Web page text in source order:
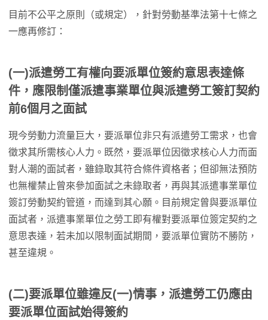
目前不公平之原則（或規定），針對勞動基準法第十七條之
一應再修訂：
(一)派遣勞工有權向要派單位簽約意思表達條
件，應限制僅派遣事業單位與派遣勞工簽訂契約
前6個月之面試
現今勞動力流量巨大，要派單位非只有派遣勞工需求，也會
徵求其所需核心人力。既然，要派單位因徵求核心人力而面
對人潮的面試者，雖錄取其符合條件資格者；但卻無法預防
也無權禁止曾來參加面試之未錄取者，再與其派遣事業單位
簽訂勞動契約管道，而達到其心願。目前規定曾與要派單位
面試者，派遣事業單位之勞工即有權對要派單位簽定契約之
意思表達，若未加以限制面試期間，要派單位實防不勝防，
甚至違規。
(二)要派單位雖違反(一)情事，派遣勞工仍應由
要派單位面試始得簽約